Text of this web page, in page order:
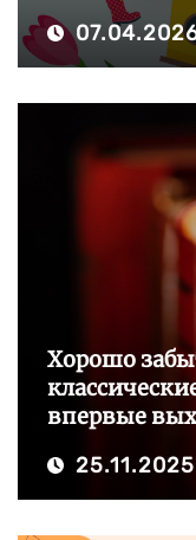
Хорошо
впервые
25.11.2025